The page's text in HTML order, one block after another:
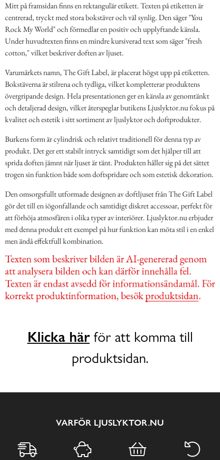
Mitt på framsidan finns en rektangulär etikett. Texten på etiketten är
centrerad, tryckt med stora bokstäver och väl synlig. Den säger "You
Rock My World" och förmedlar en positiv och upplyftande känsla.
Under huvudtexten finns en mindre kursiverad text som säger "fresh
cotton," vilket beskriver doften av ljuset.
Varumärkets namn, The Gift Label, är placerat högst upp på etiketten.
Bokstäverna är stilrena och tydliga, vilket kompletterar produktens
övergripande design. Hela presentationen ger en känsla av genomtänkt
och detaljerad design, vilket återspeglar butikens Ljuslyktor.nu fokus på
kvalitet och estetik i sitt sortiment av ljuslyktor och doftprodukter.
Burkens form är cylindrisk och relativt traditionell för denna typ av
produkt. Det ger ett stabilt intryck samtidigt som det hjälper till att
sprida doften jämnt när ljuset är tänt. Produkten håller sig på det sättet
trogen sin funktion både som doftspridare och som estetisk dekoration.
Den omsorgsfullt utformade designen av doftljuset från The Gift Label
gör det till en iögonfallande och samtidigt diskret accessoar, perfekt för
att förhöja atmosfären i olika typer av interiörer. Ljuslyktor.nu erbjuder
med denna produkt ett exempel på hur funktion kan möta stil i en enkel
men ändå effektfull kombination.
Klicka härför att komma till
produktsidan.
VARFÖR LJUSLYKTOR.NU